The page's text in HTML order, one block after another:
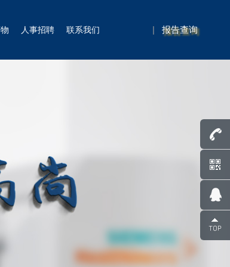
|报告查询
人事招聘 联系我们